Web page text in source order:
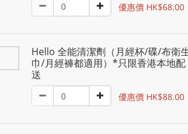
優惠價 HK$68.00
Hello 全能清潔劑（月經杯/碟/布衛
巾/月經褲都適用）*只限香港本地配
送
優惠價 HK$88.00